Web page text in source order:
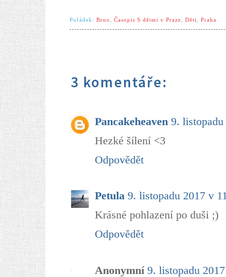
Pořádek: Brno Časopis S dětmi v Praze Děti Praha
3 komentáře:
Pancakeheaven 9.
Hezké šílení <3
Odpovědět
Petula 9. listopadu 2017 v
Krásné pohlazení po duši ;)
Odpovědět
Anonymní 9. listopadu